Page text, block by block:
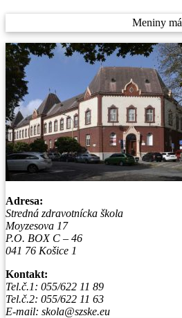
Meniny má
Adresa:
Stredná zdravotnícka škola
Moyzesova 17
P.O. BOX C – 46
041 76 Košice 1
Kontakt:
Tel.č.1: 055/622 11 89
Tel.č.2: 055/622 11 63
E-mail: skola@szske.eu